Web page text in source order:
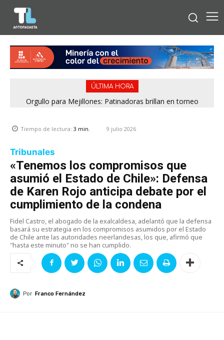
ÚLTIMA HORA
Orgullo para Mejillones: Patinadoras brillan en torneo
Tiempo de lectura: 3 min. 9 julio 2026
Tribunales
«Tenemos los compromisos que
asumió el Estado de Chile»: Defensa
de Karen Rojo anticipa debate por el
cumplimiento de la condena
Fidel Castro, el abogado de la exalcaldesa, adelantó que la defensa
basará su estrategia en los compromisos asumidos por el Estado
de Chile ante las autoridades neerlandesas, los que, afirmó que
"hasta este minuto" no se han cumplido.
Por Franco Fernández